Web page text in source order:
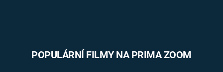
POPULÁRNÍ FILMY NA PRIMA ZOOM